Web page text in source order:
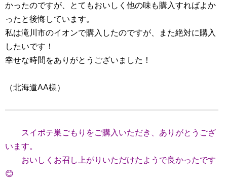
かったのですが、とてもおいしく他の味も購入すればよか
ったと後悔しています。
私は滝川市のイオンで購入したのですが、また絶対に購入
したいです！
幸せな時間をありがとうございました！
（北海道AA様）
スイポテ巣ごもりをご購入いただき、ありがとうござ
います。
おいしくお召し上がりいただけたようで良かったです
😊